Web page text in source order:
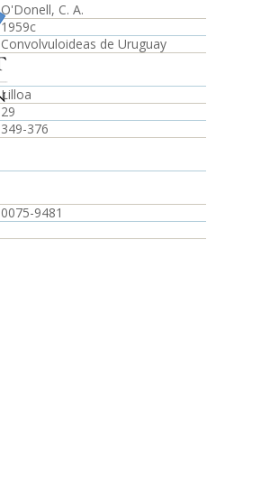
O'Donell, C. A.
1959c
Convolvuloideas de Uruguay
Lilloa
29
349-376
0075-9481